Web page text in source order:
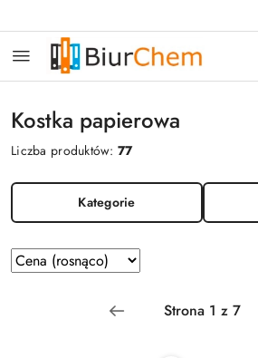
Kostka papierowa
Liczba produktów:77
Kategorie
Zastosowano
sortowanie:
Sortuj
według